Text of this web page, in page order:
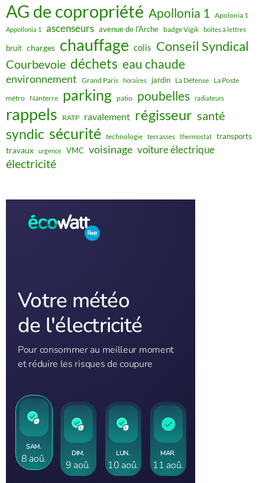
AG de copropriété Apollonia 1 Apolonia 1
Appollonia 1 ascenseurs avenue de l'Arche badge Vigik boites à lettres
bruit charges chauffage colis Conseil Syndical
Courbevoie déchets eau chaude
environnement Grand Paris horaires jardin La Défense La Poste
métro Nanterre parking patio poubelles radiateurs
rappels RATP ravalement régisseur santé
syndic sécurité technologie terrasses thermostat transports
travaux urgence VMC voisinage voiture électrique
électricité